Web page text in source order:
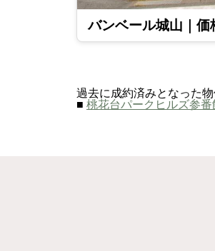
バンベール城山｜
過去に成約済みとなった
■ 桃花台パークヒルズ参番